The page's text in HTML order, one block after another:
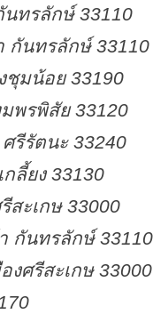
นทรลักษ์ 33110
กันทรลักษ์ 33110
มน้อย 33190
พรพิสัย 33120
รีรัตนะ 33240
กลี้ยง 33130
สะเกษ 33000
กันทรลักษ์ 33110
งศรีสะเกษ 33000